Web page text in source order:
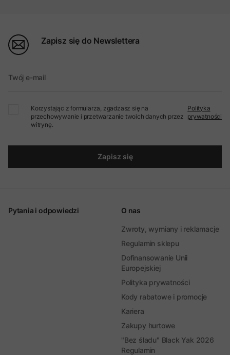
Zapisz się do Newslettera
Twój e-mail
Korzystając z formularza, zgadzasz się na
przechowywanie i przetwarzanie twoich danych przez
witrynę.
Polityka
prywatności
Zapisz się
Pytania i odpowiedzi O nas
Zwroty, wymiany i reklamacje
Regulamin sklepu
Dofinansowanie Unii
Europejskiej
Polityka prywatności
Kody rabatowe i promocje
Kariera
Zakupy hurtowe
"Bez śladu" Black Yak 2026
Regulamin